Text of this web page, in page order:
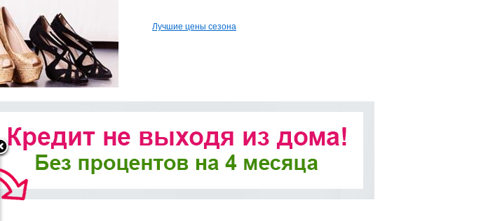
Лучшие цены сезона